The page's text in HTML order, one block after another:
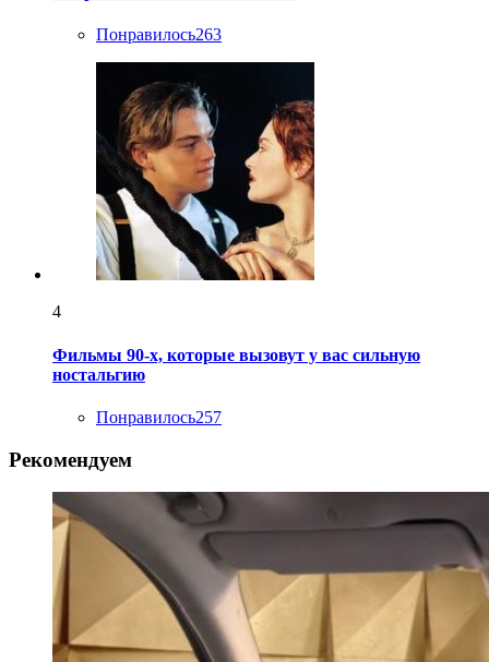
Понравилось263
4
Фильмы 90-х, которые вызовут у вас сильную
ностальгию
Понравилось257
Рекомендуем